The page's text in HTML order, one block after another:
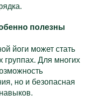
полезны
йоги может стать
группах. Для многих
но и безопасная